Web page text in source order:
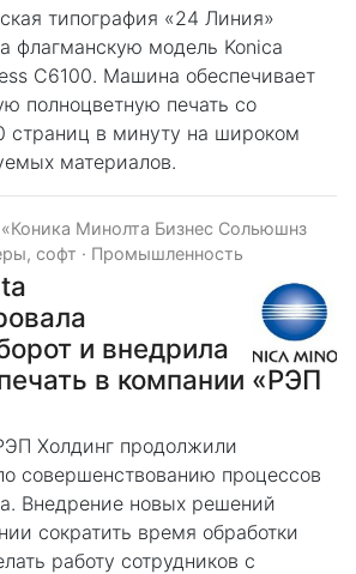
типография «24 Линия»
флагманскую модель Konica
C6100. Машина обеспечивает
полноцветную печать со
страниц в минуту на широком
материалов.
Минолта Бизнес Сольюшнз
софт · Промышленность
и внедрила
в компании «РЭП
Холдинг продолжили
совершенствованию процессов
Внедрение новых решений
сократить время обработки
работу сотрудников с